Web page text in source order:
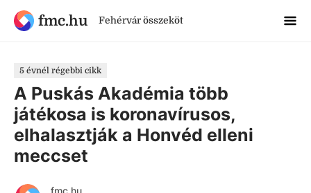
fmc.hu Fehérvár összeköt
5 évnél régebbi cikk
A Puskás Akadémia több
játékosa is koronavírusos,
elhalasztják a Honvéd elleni
meccset
fmc.hu